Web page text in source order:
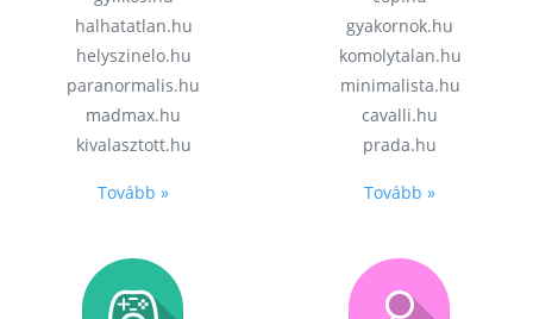
halhatatlan.hu
helyszinelo.hu
paranormalis.hu
madmax.hu
kivalasztott.hu
Tovább »
gyakornok.hu
komolytalan.hu
minimalista.hu
cavalli.hu
prada.hu
Tovább »